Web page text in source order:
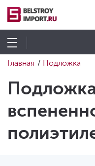
Главная / Подложка